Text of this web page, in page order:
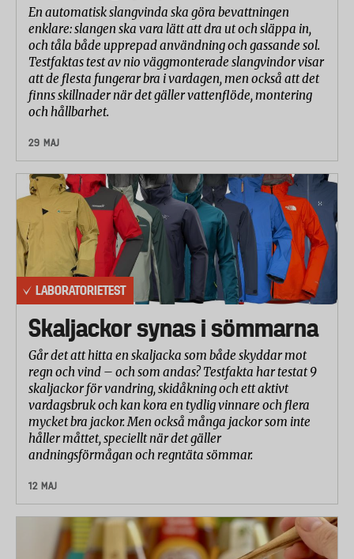
En automatisk slangvinda ska göra bevattningen
enklare: slangen ska vara lätt att dra ut och släppa in,
och tåla både upprepad användning och gassande sol.
Testfaktas test av nio väggmonterade slangvindor visar
att de flesta fungerar bra i vardagen, men också att det
finns skillnader när det gäller vattenflöde, montering
och hållbarhet.
29 MAJ
LABORATORIETEST
Skaljackor synas i sömmarna
Går det att hitta en skaljacka som både skyddar mot
regn och vind – och som andas? Testfakta har testat 9
skaljackor för vandring, skidåkning och ett aktivt
vardagsbruk och kan kora en tydlig vinnare och flera
mycket bra jackor. Men också många jackor som inte
håller måttet, speciellt när det gäller
andningsförmågan och regntäta sömmar.
12 MAJ